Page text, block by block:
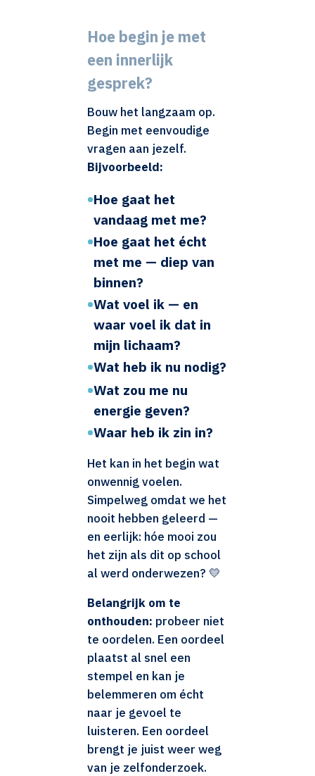
Hoe begin je met
een innerlijk
gesprek?
Bouw het langzaam op.
Begin met eenvoudige
vragen aan jezelf.
Bijvoorbeeld:
•Hoe gaat het
vandaag met me?
•Hoe gaat het écht
met me — diep van
binnen?
•Wat voel ik — en
waar voel ik dat in
mijn lichaam?
•Wat heb ik nu nodig?
•Wat zou me nu
energie geven?
•Waar heb ik zin in?
Het kan in het begin wat
onwennig voelen.
Simpelweg omdat we het
nooit hebben geleerd —
en eerlijk: hóe mooi zou
het zijn als dit op school
al werd onderwezen? 💛
Belangrijk om te
onthouden: probeer niet
te oordelen. Een oordeel
plaatst al snel een
stempel en kan je
belemmeren om écht
naar je gevoel te
luisteren. Een oordeel
brengt je juist weer weg
van je zelfonderzoek.